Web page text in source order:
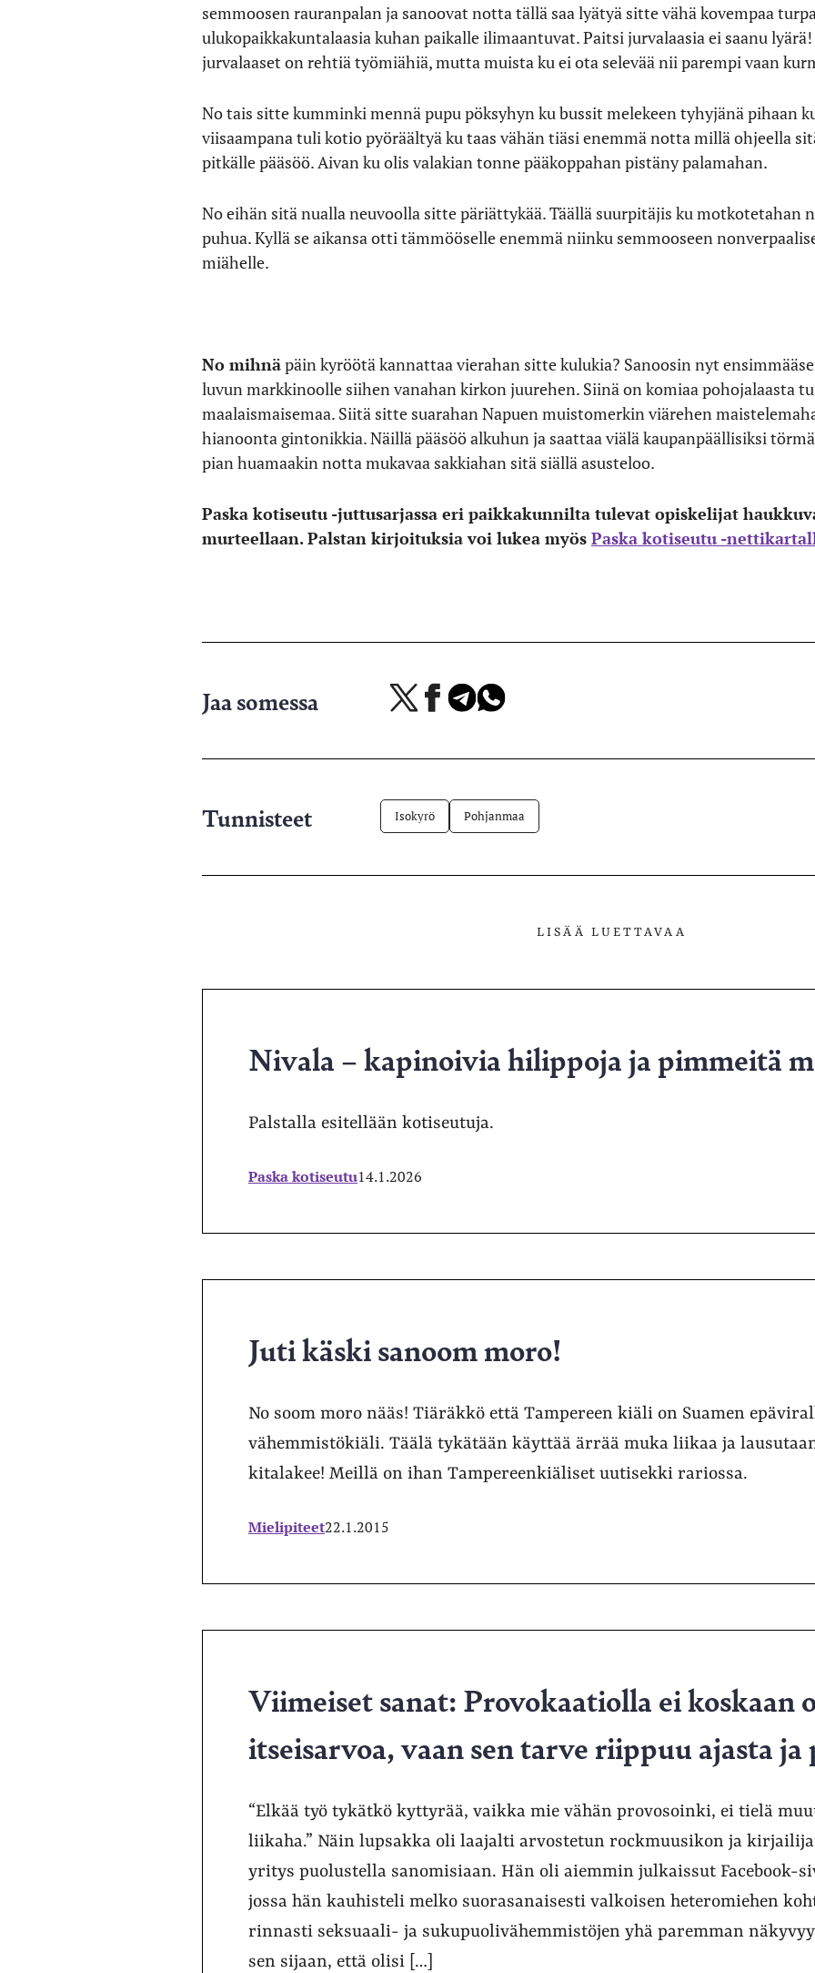
semmoosen rauranpalan ja sanoovat notta tällä saa lyätyä sitte vähä kovempaa
ulukopaikkakuntalaasia kuhan paikalle ilimaantuvat. Paitsi jurvalaasia ei saanu
jurvalaaset on rehtiä työmiähiä, mutta muista ku ei ota selevää nii parempi vaan
No tais sitte kumminki mennä pupu pöksyhyn ku bussit melekeen tyhyjänä pihaan
viisaampana tuli kotio pyöräältyä ku taas vähän tiäsi enemmä notta millä ohjeella
pitkälle pääsöö. Aivan ku olis valakian tonne pääkoppahan pistäny palamahan.
No eihän sitä nualla neuvoolla sitte päriättykää. Täällä suurpitäjis ku motkotetahan
puhua. Kyllä se aikansa otti tämmööselle enemmä niinku semmooseen
miähelle.
No mihnäpäin kyröötä kannattaa vierahan sitte kulukia? Sanoosin nyt
luvun markkinoolle siihen vanahan kirkon juurehen. Siinä on komiaa pohojalaasta
maalaismaisemaa. Siitä sitte suarahan Napuen muistomerkin viärehen
hianoonta gintonikkia. Näillä pääsöö alkuhun ja saattaa viälä kaupanpäällisiksi
pian huamaakin notta mukavaa sakkiahan sitä siällä asusteloo.
Paska kotiseutu -juttusarjassa eri paikkakunnilta tulevat opiskelijat
murteellaan. Palstan kirjoituksia voi lukea myös Paska kotiseutu -
Jaa somessa
Jaa
palvelussa
Jaa Jaa Jaa
Tunnisteet Isokyrö Pohjanmaa
LISÄÄ LUETTAVAA
Nivala – kapinoivia hilippoja ja pimmeitä
Palstalla esitellään kotiseutuja.
Paska kotiseutu14.1.2026
Juti käski sanoom moro!
No soom moro nääs! Tiäräkkö että Tampereen kiäli on Suamen
vähemmistökiäli. Täälä tykätään käyttää ärrää muka liikaa ja
kitalakee! Meillä on ihan Tampereenkiäliset uutisekki rariossa.
Mielipiteet22.1.2015
Viimeiset sanat: Provokaatiolla ei koskaan
itseisarvoa, vaan sen tarve riippuu ajasta ja
“Elkää työ tykätkö kyttyrää, vaikka mie vähän provosoinki, ei tielä
liikaha.” Näin lupsakka oli laajalti arvostetun rockmuusikon ja
yritys puolustella sanomisiaan. Hän oli aiemmin julkaissut Facebook-
jossa hän kauhisteli melko suorasanaisesti valkoisen heteromiehen
rinnasti seksuaali- ja sukupuolivähemmistöjen yhä paremman
sen sijaan, että olisi […]